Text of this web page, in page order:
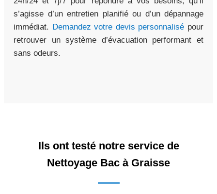
s’agisse d’un entretien planifié ou d’un dépannage
immédiat. Demandez votre devis personnalisé pour
retrouver un système d’évacuation performant et
sans odeurs.
Ils ont testé notre service de
Nettoyage Bac à Graisse